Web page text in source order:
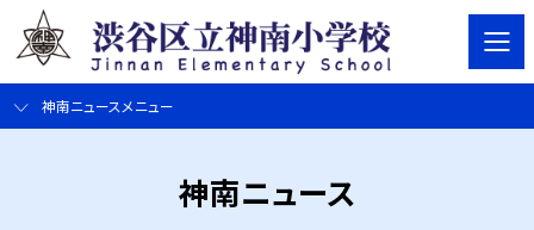
神南ニュースメニュー
神南ニュース